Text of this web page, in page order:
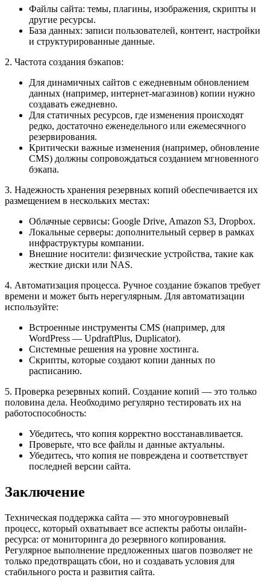
Файлы сайта: темы, плагины, изображения, скрипты и
другие ресурсы.
База данных: записи пользователей, контент, настройки
и структурированные данные.
2. Частота создания бэкапов:
Для динамичных сайтов с ежедневным обновлением
данных (например, интернет-магазинов) копии нужно
создавать ежедневно.
Для статичных ресурсов, где изменения происходят
редко, достаточно еженедельного или ежемесячного
резервирования.
Критически важные изменения (например, обновление
CMS) должны сопровождаться созданием мгновенного
бэкапа.
3. Надежность хранения резервных копий обеспечивается их
размещением в нескольких местах:
Облачные сервисы: Google Drive, Amazon S3, Dropbox.
Локальные серверы: дополнительный сервер в рамках
инфраструктуры компании.
Внешние носители: физические устройства, такие как
жесткие диски или NAS.
4. Автоматизация процесса. Ручное создание бэкапов требует
времени и может быть нерегулярным. Для автоматизации
используйте:
Встроенные инструменты CMS (например, для
WordPress — UpdraftPlus, Duplicator).
Системные решения на уровне хостинга.
Скрипты, которые создают копии данных по
расписанию.
5. Проверка резервных копий. Создание копий — это только
половина дела. Необходимо регулярно тестировать их на
работоспособность:
Убедитесь, что копия корректно восстанавливается.
Проверьте, что все файлы и данные актуальны.
Убедитесь, что копия не повреждена и соответствует
последней версии сайта.
Заключение
Техническая поддержка сайта — это многоуровневый
процесс, который охватывает все аспекты работы онлайн-
ресурса: от мониторинга до резервного копирования.
Регулярное выполнение предложенных шагов позволяет не
только предотвращать сбои, но и создавать условия для
стабильного роста и развития сайта.